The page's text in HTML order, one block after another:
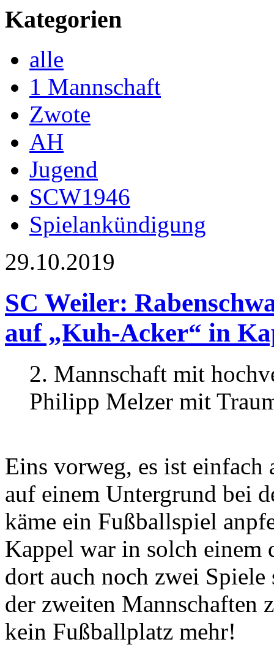
Kategorien
alle
1 Mannschaft
Zwote
AH
Jugend
SCW1946
Spielankündigung
29.10.2019
SC Weiler:
auf „Kuh-Acker“ in
2. Mannschaft mit
Philipp Melzer mit
Eins vorweg, es ist
auf einem Untergrund bei
käme ein Fußballspiel
Kappel war in solch einem
dort auch noch zwei
der zweiten Mannschaften
kein Fußballplatz mehr!